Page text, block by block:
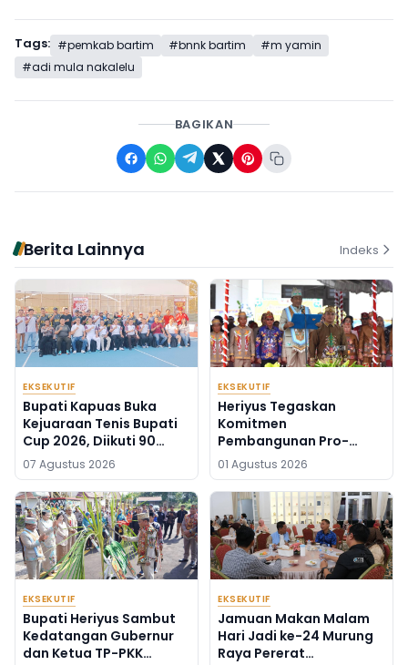
Tags: #pemkab bartim #bnnk bartim
#m yamin
#adi mula nakalelu
BAGIKAN
Berita Lainnya Indeks
EKSEKUTIF
Bupati Kapuas Buka
Kejuaraan Tenis Bupati
Cup 2026, Diikuti 90
Atlet Kalteng dan Kalsel
07 Agustus 2026
EKSEKUTIF
Heriyus Tegaskan
Komitmen
Pembangunan Pro-
Rakyat di HUT ke-24
Murung Raya
01 Agustus 2026
EKSEKUTIF
Bupati Heriyus Sambut
Kedatangan Gubernur
dan Ketua TP-PKK
EKSEKUTIF
Jamuan Makan Malam
Hari Jadi ke-24 Murung
Raya Pererat